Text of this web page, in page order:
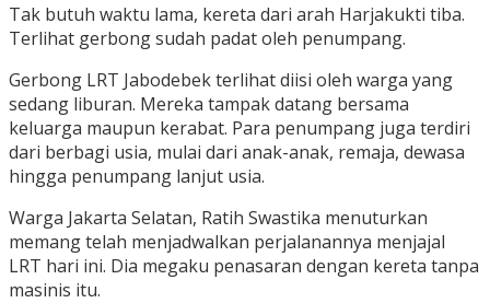
Tak butuh waktu lama, kereta dari arah Harjakukti tiba.
Terlihat gerbong sudah padat oleh penumpang.
Gerbong LRT Jabodebek terlihat diisi oleh warga yang
sedang liburan. Mereka tampak datang bersama
keluarga maupun kerabat. Para penumpang juga terdiri
dari berbagi usia, mulai dari anak-anak, remaja, dewasa
hingga penumpang lanjut usia.
Warga Jakarta Selatan, Ratih Swastika menuturkan
memang telah menjadwalkan perjalanannya menjajal
LRT hari ini. Dia megaku penasaran dengan kereta tanpa
masinis itu.